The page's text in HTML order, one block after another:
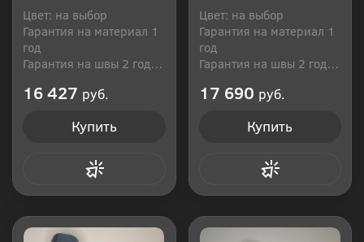
Цвет: на выбор
Гарантия на материал 1
год
Гарантия на швы 2 года
16 427 руб.
Купить
Цвет: на выбор
Гарантия на материал 1
год
Гарантия на швы 2 года
17 690 руб.
Купить